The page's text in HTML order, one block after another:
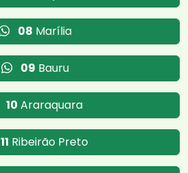
08 Marília
09 Bauru
10 Araraquara
11 Ribeirão Preto